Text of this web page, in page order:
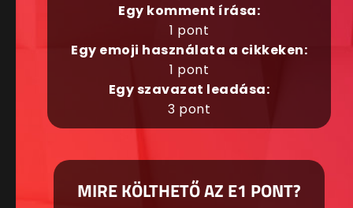
Egy komment írása:
1 pont
Egy emoji használata a cikkeken:
1 pont
Egy szavazat leadása:
3 pont
MIRE KÖLTHETŐ AZ E1 PONT?